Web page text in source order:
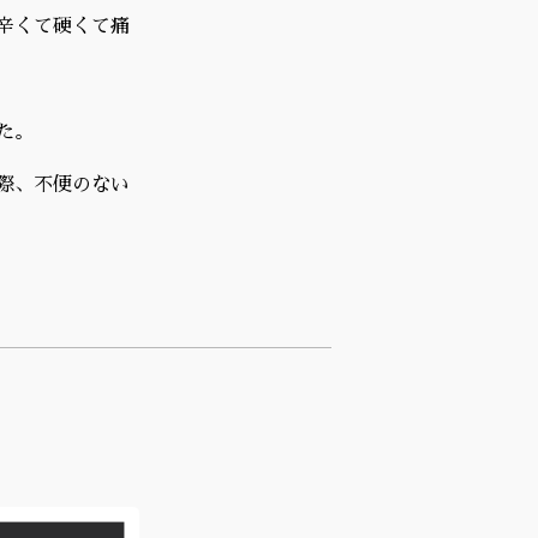
くて硬くて痛
。
、不便のない